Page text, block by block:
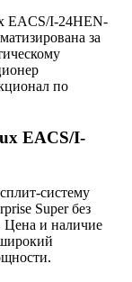
EACS/I-24HEN-
за
по
EACS/I-
систему
Super без
Цена и наличие